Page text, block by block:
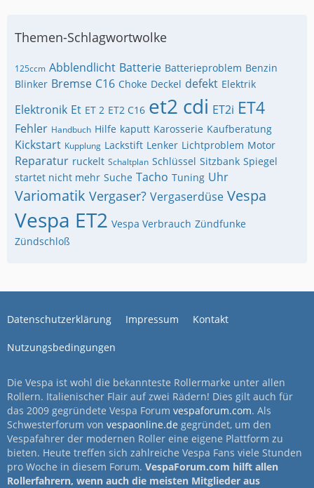
Themen-Schlagwortwolke
125ccm Abblendlicht Batterie Batterieproblem Benzin
Blinker Bremse C16 Choke Deckel defekt Elektrik
Elektronik Et ET 2 ET2 C16 et2 cdi ET2i ET4
Fehler Handbuch Hilfe kaputt Karosserie Kaufberatung
Kickstart Kupplung Lackstift Lenker Lichtproblem Motor
Reparatur ruckelt Schaltplan Schlüssel Sitzbank Spiegel
startet nicht mehr Suche Tacho Tuning Uhr
Variomatik Vergaser? Vergaserdüse Vespa
Vespa ET2 Vespa Verbrauch Zündfunke
Zündschloß
Datenschutzerklärung Impressum Kontakt
Nutzungsbedingungen
Die Vespa ist wohl die bekannteste Rollermarke unter allen
Rollern. Italienischer Flair auf zwei Rädern! Dies gilt auch für
das 2009 gegründete Vespa Forum vespaforum.com. Als
Schwesterforum von vespaonline.de gegründet, um den
Vespafahrer der modernen Roller eine eigene Plattform zu
bieten. Heute treffen sich zahlreiche Vespa Fans viele Stunden
pro Woche in diesem Forum. VespaForum.com hilft allen
Rollerfahrern, wenn auch die meisten Mitglieder aus